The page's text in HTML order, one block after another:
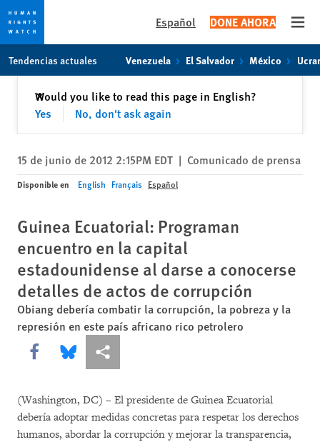
content
Español DONE AHORA
Tendencias actuales Venezuela El Salvador México
Would you like to read this page in English?
Yes
No, don't ask again
✕Cerrar
15 de junio de 2012 2:15PM EDT | Comunicado de prensa
Disponible en English Français Español
Guinea Ecuatorial: Programan
encuentro en la capital
estadounidense al darse a conocerse
detalles de actos de corrupción
Obiang debería combatir la corrupción, la pobreza y la
represión en este país africano rico petrolero
Share this via Facebook
Share this via Bluesky
Share this via Compartir
(Washington, DC) – El presidente de Guinea Ecuatorial
debería adoptar medidas concretas para respetar los derechos
humanos, abordar la corrupción y mejorar la transparencia,